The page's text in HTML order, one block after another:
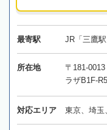
最寄駅 JR「三鷹
所在地
〒181-
ラザB1F-R5
対応エリア 東京、埼玉